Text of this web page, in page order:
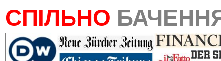
СПІЛЬНО